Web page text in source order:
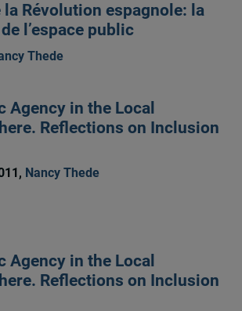
la Révolution espagnole: la
l’espace public
Thede
Agency in the Local
Reflections on Inclusion
Nancy Thede
Agency in the Local
Reflections on Inclusion